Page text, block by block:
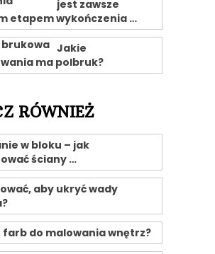
jest zawsze
etapem wykończenia …
Jakie
ma polbruk?
RÓWNIEŻ
w bloku – jak
ściany …
aby ukryć wady
farb do malowania wnętrz?